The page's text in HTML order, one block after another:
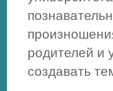
родителей и
создавать